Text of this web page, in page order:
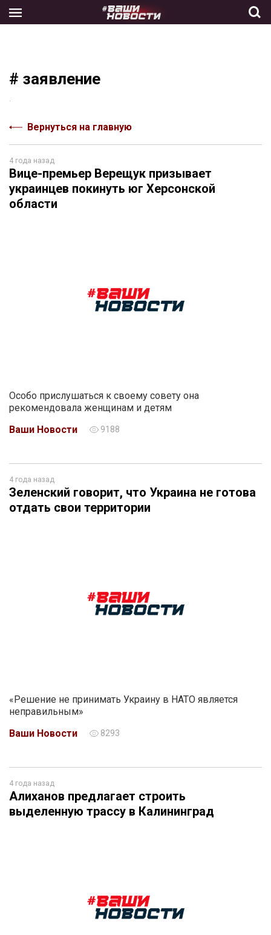
the
# заявление
Вернуться на главную
4 года назад
Вице-премьер Верещук призывает
украинцев покинуть юг Херсонской
области
Особо прислушаться к своему совету она
рекомендовала женщинам и детям
Ваши Новости
9188
4 года назад
Зеленский говорит, что Украина не готова
отдать свои территории
«Решение не принимать Украину в НАТО является
неправильным»
Ваши Новости
8293
4 года назад
Алиханов предлагает строить
выделенную трассу в Калининград